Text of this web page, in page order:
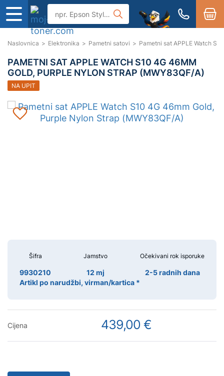
Naslovnica > Elektronika > Pametni satovi > Pametni sat APPLE Watch
PAMETNI SAT APPLE WATCH S10 4G 46MM
GOLD, PURPLE NYLON STRAP (MWY83QF/A)
NA UPIT
Šifra
9930210
Jamstvo
12 mj
Očekivani rok isporuke
2-5 radnih dana
Artikl po narudžbi, virman/kartica *
Cijena 439,00 €